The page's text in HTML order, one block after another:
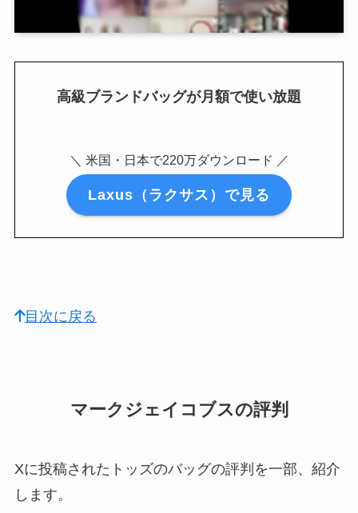
高級ブランドバッグが月額で使い放題
＼ 米国・日本で220万ダウンロード ／
Laxus（ラクサス）で見る
目次に戻る
マークジェイコブスの評判
Xに投稿されたトッズのバッグの評判を一部、紹介
します。